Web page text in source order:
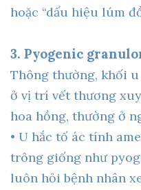
hoặc “dấu hiệu lúm
3. Pyogenic
Thông thường, khối
ở vị trí vết thương
hoa hồng, thường ở
• U hắc tố ác tính
trông giống như
luôn hỏi bệnh nhân